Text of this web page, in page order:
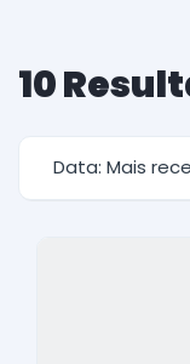
10
Data: Mais